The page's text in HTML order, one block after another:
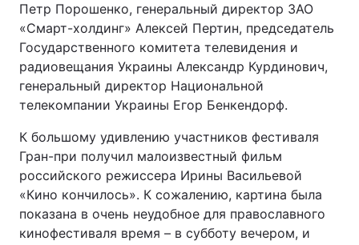
Петр Порошенко, генеральный директор ЗАО
«Смарт-холдинг» Алексей Пертин, председатель
Государственного комитета телевидения и
радиовещания Украины Александр Курдинович,
генеральный директор Национальной
телекомпании Украины Егор Бенкендорф.
К большому удивлению участников фестиваля
Гран-при получил малоизвестный фильм
российского режиссера Ирины Васильевой
«Кино кончилось». К сожалению, картина была
показана в очень неудобное для православного
кинофестиваля время – в субботу вечером, и